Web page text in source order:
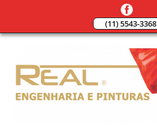
(11) 5543-3368